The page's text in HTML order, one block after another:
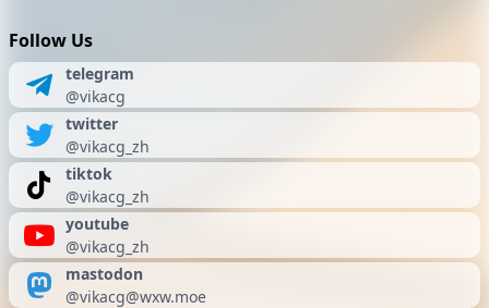
Follow Us
telegram
@vikacg
twitter
@vikacg_zh
tiktok
@vikacg_zh
youtube
@vikacg_zh
mastodon
@vikacg@wxw.moe